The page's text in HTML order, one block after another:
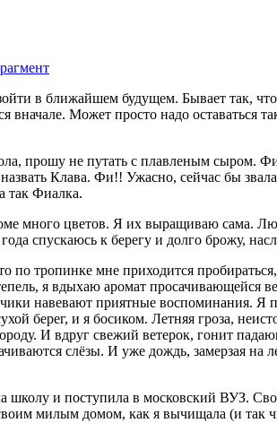
в ближайшем будущем. Бывает так,
вначале. Может просто надо
прошу не путать с плавленым сыром.
Клава. Фи!! Ужасно, сейчас бы
так Фиалка.
много цветов. Я их выращиваю сама.
спускаюсь к берегу и долго брожу,
по тропинке мне приходится
я вдыхаю аромат
навевают приятные воспоминания. Я
берег, и я босиком. Летняя гроза,
И вдруг свежий ветерок, гонит
слёзы. И уже дождь, замерзая
школу и поступила в московский ВУЗ.
милым домом, как я вычищала (и